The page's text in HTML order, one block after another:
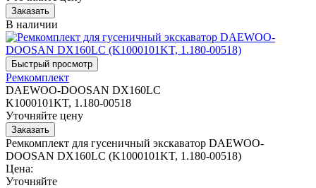
В наличии
Ремкомплект
DAEWOO-DOOSAN DX160LC
K1000101KT, 1.180-00518
Уточняйте цену
Ремкомплект для гусеничный экскаватор DAEWOO-
DOOSAN DX160LC (K1000101KT, 1.180-00518)
Цена:
Уточняйте